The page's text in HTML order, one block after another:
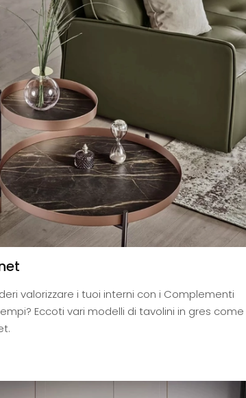
Comodini
Armadi
Camerette
valorizzare i tuoi interni con i Complementi
Eccoti vari modelli di tavolini in gres come